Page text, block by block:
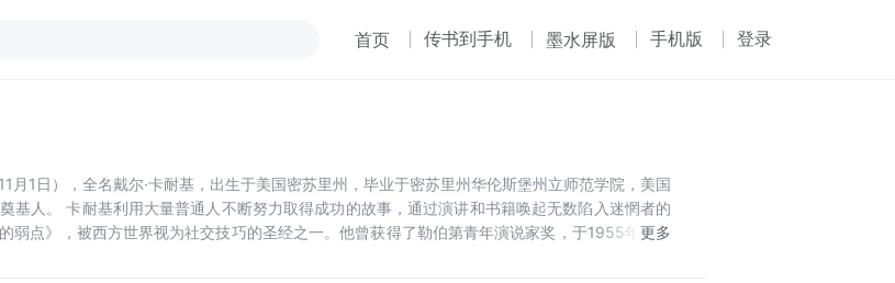
首页 传书到手机 墨水屏版 手机版 登录
1日），全名戴尔·卡耐基，出生于美国密苏里州，毕业于密苏里州华伦斯堡州立师范学院，美国
基人。 卡耐基利用大量普通人不断努力取得成功的故事，通过演讲和书籍唤起无数陷入迷惘者的
弱点》，被西方世界视为社交技巧的圣经之一。他曾获得了勒伯第青年演说家奖，于1955年11月